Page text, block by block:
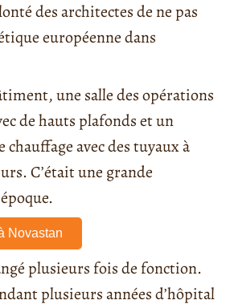
des architectes de ne pas
européenne dans
une salle des opérations
de hauts plafonds et un
chauffage avec des tuyaux à
C’était une grande
Novastan
plusieurs fois de fonction.
plusieurs années d’hôpital